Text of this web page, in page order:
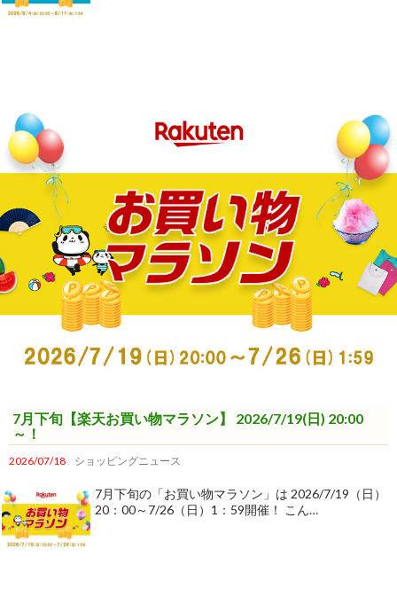
7月下旬【楽天お買い物マラソン】 2026/7/19(日) 20:00
～！
2026/07/18 ショッピングニュース
7月下旬の「お買い物マラソン」は 2026/7/19（日）
20：00～7/26（日）1：59開催！ こん…